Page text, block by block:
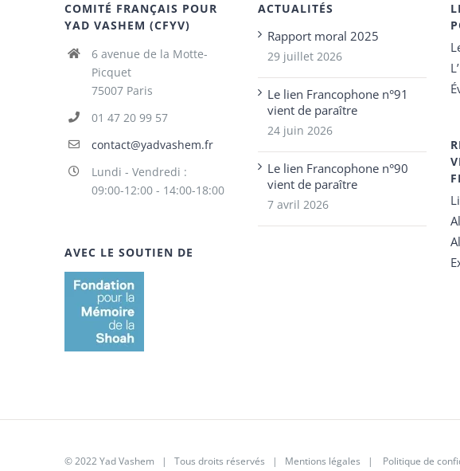
COMITÉ FRANÇAIS POUR
YAD VASHEM (CFYV)
6 avenue de la Motte-
Picquet
75007 Paris
01 47 20 99 57
contact@yadvashem.fr
Lundi - Vendredi :
09:00-12:00 - 14:00-18:00
AVEC LE SOUTIEN DE
ACTUALITÉS
Rapport moral 2025
29 juillet 2026
Le lien Francophone n°91
vient de paraître
24 juin 2026
Le lien Francophone n°90
vient de paraître
7 avril 2026
© 2022 Yad Vashem | Tous droits réservés | Mentions légales | Politique de